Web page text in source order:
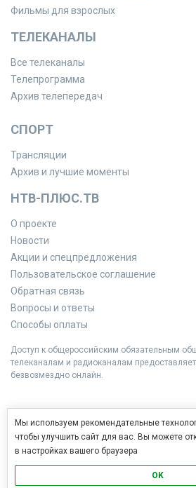
Фильмы для взрослых
ТЕЛЕКАНАЛЫ
Все телеканалы
Телепрограмма
Архив телепередач
СПОРТ
Трансляции
Архив и лучшие моменты
НТВ-ПЛЮС.ТВ
О проекте
Новости
Акции и спецпредложения
Пользовательское соглашение
Обратная связь
Вопросы и ответы
Способы оплаты
Доступ к общероссийским обязательным
телеканалам и радиоканалам
безвозмездно онлайн.
Мы используем рекомендательные
чтобы улучшить сайт для вас. Вы можете
в настройках вашего браузера
OK